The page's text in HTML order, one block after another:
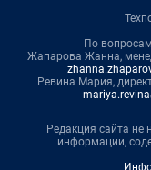
По
Жапарова Жанна,
Ревина Мария,
Редакция сайта не
информации,